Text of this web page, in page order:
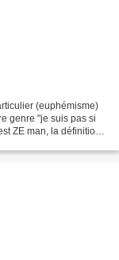
(euphémisme)
genre "je suis pas si
ZE man, la définition